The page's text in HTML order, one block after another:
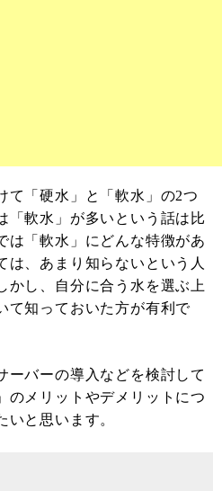
て「硬水」と「軟水」の2つ
「軟水」が多いという話は比
は「軟水」にどんな特徴があ
は、あまり知らないという人
かし、自分に合う水を選ぶ上
て知っておいた方が有利で
ーバーの導入などを検討して
のメリットやデメリットにつ
いと思います。